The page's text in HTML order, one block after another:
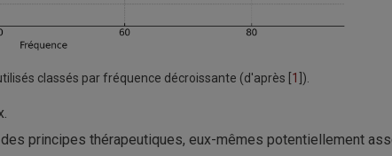
classés par fréquence décroissante (d'après [ 1 ]).
principes thérapeutiques, eux-mêmes potentiellement